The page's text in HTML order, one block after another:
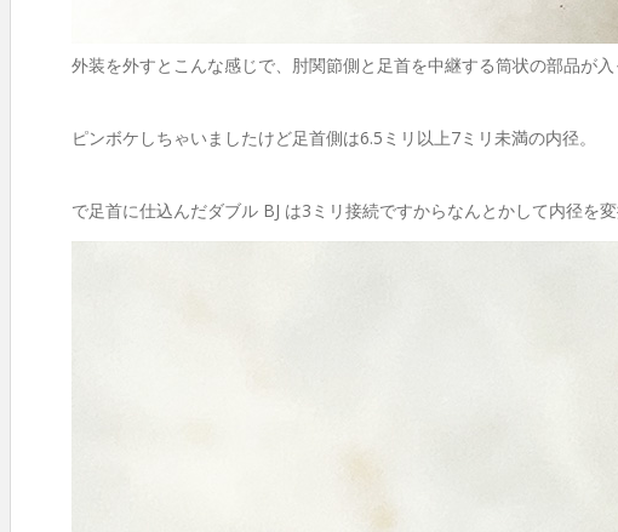
外装を外すとこんな感じで、肘関節側と足首を中継する筒状の部品が
ピンボケしちゃいましたけど足首側は6.5ミリ以上7ミリ未満の内径。
で足首に仕込んだダブル BJ は3ミリ接続ですからなんとかして内径を変